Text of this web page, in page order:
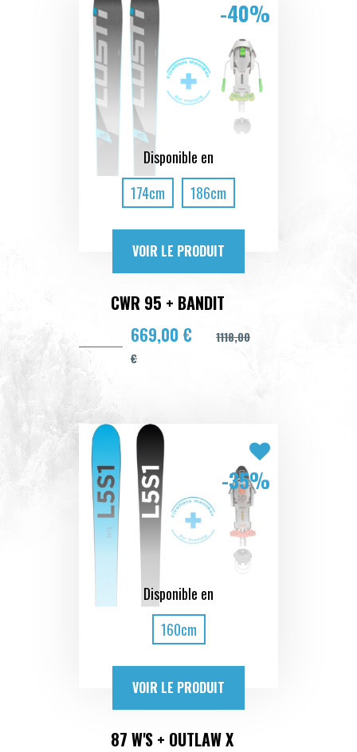
Disponible en
174cm
186cm
-40%
VOIR LE PRODUIT
CWR 95 + BANDIT
669,00 €
1118,00
€
Disponible en
160cm
-35%
VOIR LE PRODUIT
87 W'S + OUTLAW X